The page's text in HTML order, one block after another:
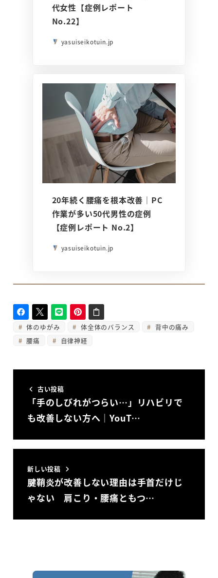
代女性【症例レポート
No.22】
yasuiseikotuin.jp
20年続く腰痛を根本改善｜PC
作業が多い50代男性の症例
【症例レポート No.2】
yasuiseikotuin.jp
体のゆがみ 体全体のバランス
背中の痛み
腰痛
自律神経
古い投稿
「手のしびれがつらい…」リハビリで
も改善しない方へ｜YouT…
新しい投稿
腱鞘炎が改善しない理由は手首だけじ
ゃない 肩こり・腰痛ともつ…